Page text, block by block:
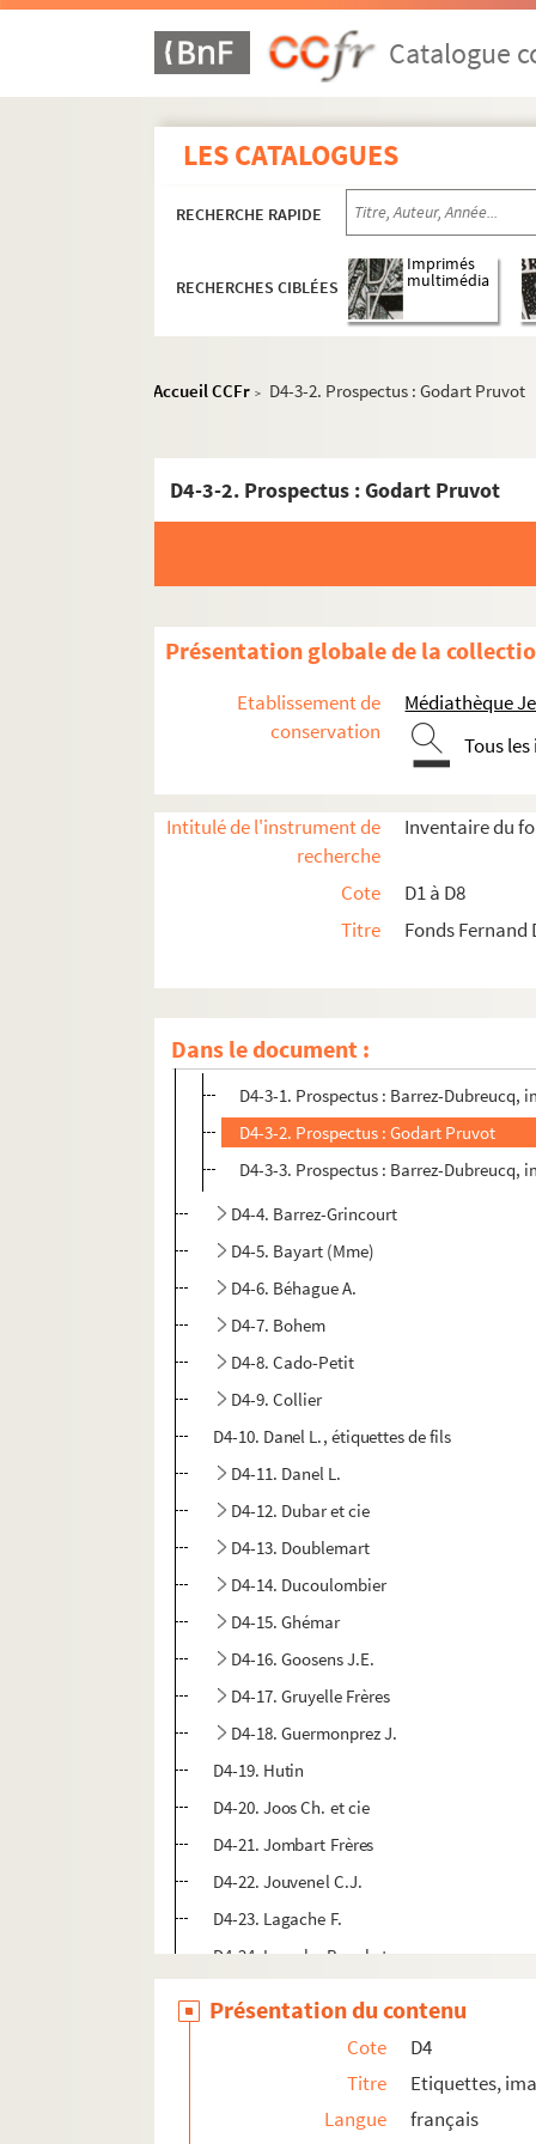
Catalogue
LES CATALOGUES
RECHERCHE RAPIDE
RECHERCHES CIBLÉES
Imprimés
multimédia
Accueil CCFr > D4-3-2. Prospectus : Godart Pruvot
D4-3-2. Prospectus : Godart Pruvot
Présentation globale de la
Etablissement de
conservation
Médiathèque
Tous
Intitulé de l'instrument de
recherche
Inventaire du
Cote
D1 à D8
Titre
Fonds Fernand
Dans le document :
D1. Documents concernant la ville de Lille
D2. Documents concernant la ville de Lille.
D3. Documents historiques
D4. Etiquettes, images, réclames par des
D4-2. Barrez Afred
D4-3. Barrez-Dubreucq Lille
D4-3-1. Prospectus : Barrez-Dubreucq,
D4-3-2. Prospectus : Godart Pruvot
D4-3-3. Prospectus : Barrez-
D4-4. Barrez-Grincourt
D4-5. Bayart (Mme)
D4-6. Béhague A.
D4-7. Bohem
D4-8. Cado-Petit
D4-9. Collier
D4-10. Danel L., étiquettes de fils
D4-11. Danel L.
D4-12. Dubar et cie
D4-13. Doublemart
D4-14. Ducoulombier
D4-15. Ghémar
D4-16. Goosens J.E.
D4-17. Gruyelle Frères
D4-18. Guermonprez J.
D4-19. Hutin
D4-20. Joos Ch. et cie
D4-21. Jombart Frères
D4-22. Jouvenel C.J.
D4-23. Lagache F.
D4-24. Laroche Bauchet
Présentation du contenu
Cote
D4
Titre
Etiquettes,
Langue
français